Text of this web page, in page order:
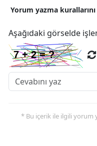
Yorum yazma kurallarını
Aşağıdaki görselde
* Bu içerik ile ilgili yorum